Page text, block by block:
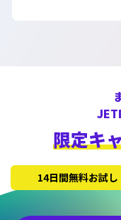
限定キ
14日間無料お試し